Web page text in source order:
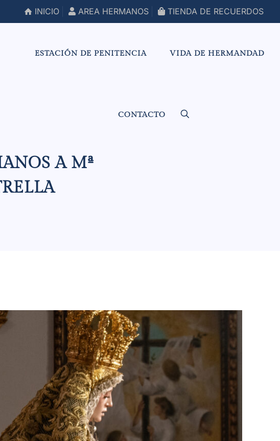
INICIO AREA HERMANOS TIENDA DE RECUERDOS
ESTACIÓN DE PENITENCIA VIDA DE HERMANDAD
CONTACTO
A Mª